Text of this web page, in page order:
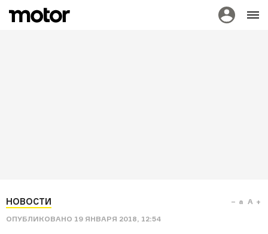
НОВОСТИ
ОПУБЛИКОВАНО 19 ЯНВАРЯ 2018, 12:54
a A